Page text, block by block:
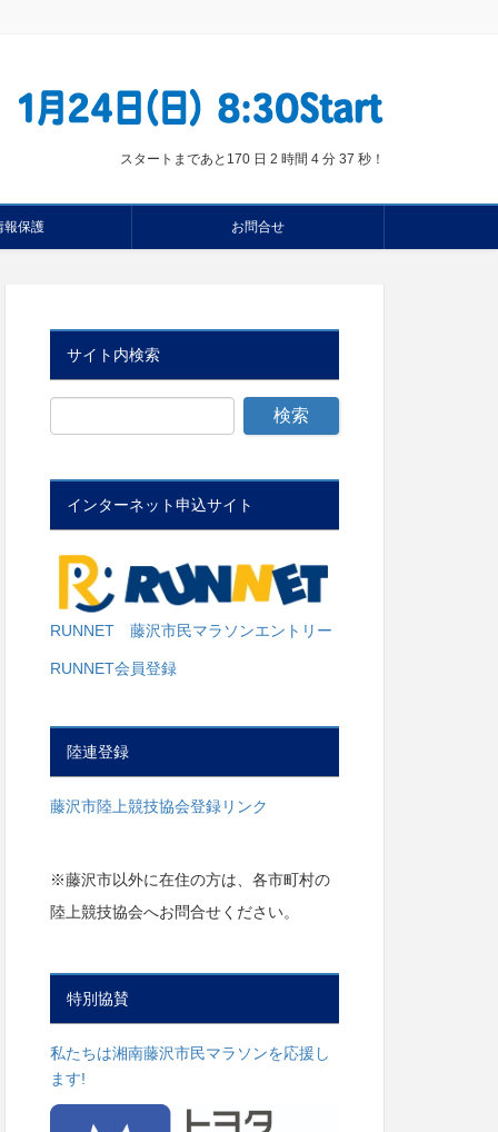
スタートまであと 170 日 2 時間 4 分 36 秒 ！
報保護 お問合せ
サイト内検索
インターネット申込サイト
RUNNET 藤沢市民マラソンエントリー
RUNNET会員登録
陸連登録
藤沢市陸上競技協会登録リンク
※藤沢市以外に在住の方は、各市町村の
陸上競技協会へお問合せください。
特別協賛
私たちは湘南藤沢市民マラソンを応援し
ます!